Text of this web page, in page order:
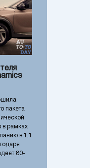
пакета
в рамках
в 1,1
80-